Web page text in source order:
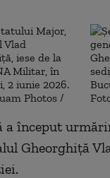
început
Gheorghiță